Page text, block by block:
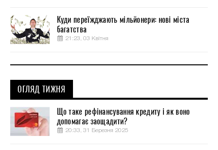
Куди переїжджають мільйонери: нові міста
багатства
21:23, 03 Квітня
ОГЛЯД ТИЖНЯ
Що таке рефінансування кредиту і як воно
допомагає заощадити?
20:33, 31 Березня 2025